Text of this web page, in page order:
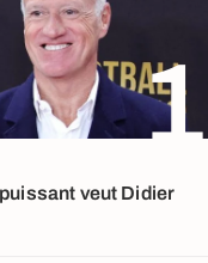
1
veut Didier